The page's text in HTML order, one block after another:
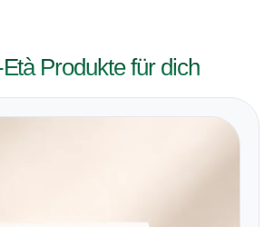
Produkte für dich